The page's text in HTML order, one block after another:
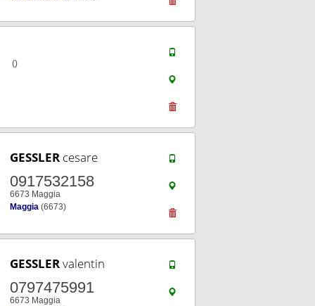
()
GESSLER cesare
0917532158
6673 Maggia
Maggia (6673)
GESSLERvalentin
0797475991
6673 Maggia